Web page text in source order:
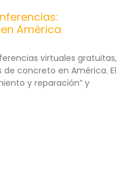
América
virtuales gratuitas,
concreto en América. El
y reparación” y